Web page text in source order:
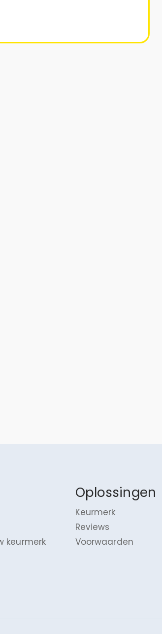
keurmerk
Oplossingen
Keurmerk
Reviews
Voorwaarden